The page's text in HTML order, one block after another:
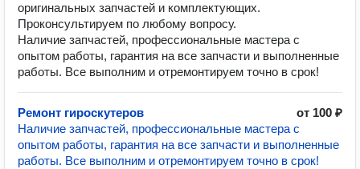
оригинальных запчастей и комплектующих.
Проконсультируем по любому вопросу.
Наличие запчастей, профессиональные мастера с
опытом работы, гарантия на все запчасти и выполненные
работы. Все выполним и отремонтируем точно в срок!
Ремонт гироскутеров
от 100 ₽
Наличие запчастей, профессиональные мастера с
опытом работы, гарантия на все запчасти и выполненные
работы. Все выполним и отремонтируем точно в срок!